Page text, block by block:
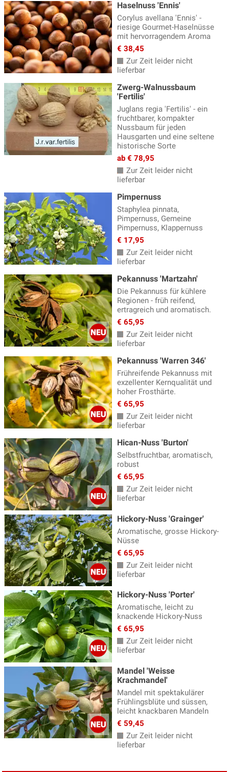
Haselnuss 'Ennis'
Corylus avellana 'Ennis' -
riesige Gourmet-Haselnüsse
mit hervorragendem Aroma
€ 38,45
Zur Zeit leider nicht
lieferbar
Zwerg-Walnussbaum
'Fertilis'
Juglans regia 'Fertilis' - ein
fruchtbarer, kompakter
Nussbaum für jeden
Hausgarten und eine seltene
historische Sorte
ab € 78,95
Zur Zeit leider nicht
lieferbar
Pimpernuss
Staphylea pinnata,
Pimpernuss, Gemeine
Pimpernuss, Klappernuss
€ 17,95
Zur Zeit leider nicht
lieferbar
Pekannuss 'Martzahn'
Die Pekannuss für kühlere
Regionen - früh reifend,
ertragreich und aromatisch.
€ 65,95
Zur Zeit leider nicht
lieferbar
Pekannuss 'Warren 346'
Frühreifende Pekannuss mit
exzellenter Kernqualität und
hoher Frosthärte.
€ 65,95
Zur Zeit leider nicht
lieferbar
Hican-Nuss 'Burton'
Selbstfruchtbar, aromatisch,
robust
€ 65,95
Zur Zeit leider nicht
lieferbar
Hickory-Nuss 'Grainger'
Aromatische, grosse Hickory-
Nüsse
€ 65,95
Zur Zeit leider nicht
lieferbar
Hickory-Nuss 'Porter'
Aromatische, leicht zu
knackende Hickory-Nuss
€ 65,95
Zur Zeit leider nicht
lieferbar
Mandel 'Weisse
Krachmandel'
Mandel mit spektakulärer
Frühlingsblüte und süssen,
leicht knackbaren Mandeln
€ 59,45
Zur Zeit leider nicht
lieferbar